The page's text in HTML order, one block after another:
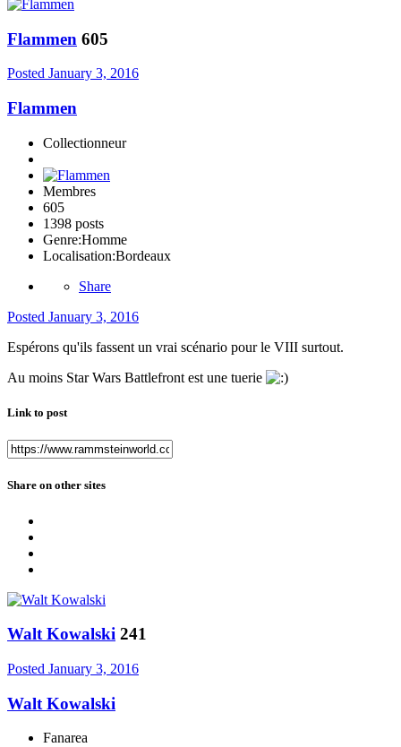
Flammen 605
Posted January 3, 2016
Flammen
Collectionneur
Membres
605
1398 posts
Genre:Homme
Localisation:Bordeaux
Share
Posted January 3, 2016
Espérons qu'ils fassent un vrai scénario pour le VIII surtout.
Au moins Star Wars Battlefront est une tuerie
Link to post
Share on other sites
Walt Kowalski 241
Posted January 3, 2016
Walt Kowalski
Fanarea